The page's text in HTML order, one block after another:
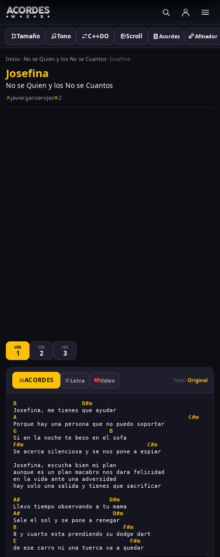
Tamaño Tono C↔DO Scroll Acordes Afinador
Inicio No se Quien y los No se Cuantos Josefina
Josefina
No se Quien y los No se Cuantos
javiergarciarojas 2
VER
1
VER
2
VER
3
ACORDES Letra Video Tono: Original
B
D#m
Josefina, me tienes que ayudar
A
C#m
Porque hay una persona que no puedo soportar
G
B
Si en la noche te beso en el sofa
F#m
C#m
Se acerca silenciosa y se nos pone a espiar
Josefina, escucha bien mi plan
aunque es un plan macabro nos dara felicidad
en la vida ante una adversidad
hay solo una salida y tienes que sacrificar
A#
D#m
Llevo tiempo observando a tu mama
A#
D#m
Sale el sol y se pone a renegar
B
F#m
8 y cuarto esta prendiendo su dodge dart
E
F#m
de ese carro ni una tuerca va a quedar